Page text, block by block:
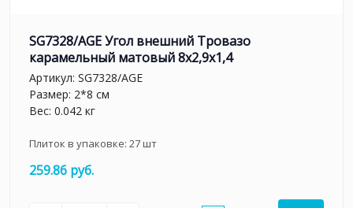
SG7328/AGE Угол внешний Тровазо
карамельный матовый 8x2,9x1,4
Артикул: SG7328/AGE
Размер: 2*8 см
Вес: 0.042 кг
Плиток в упаковке: 27шт
259.86 руб.